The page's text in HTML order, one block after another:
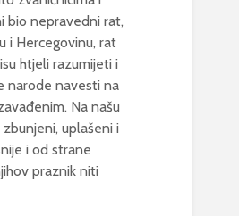
bio nepravedni rat,
i Hercegovinu, rat
htjeli razumijeti i
narode navesti na
Na našu
uplašeni i
i od strane
praznik niti